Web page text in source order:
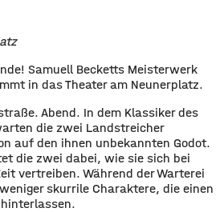
Samuell Becketts Meisterwerk
in das Theater am Neunerplatz.
Abend. In dem Klassiker des
die zwei Landstreicher
auf den ihnen unbekannten Godot.
die zwei dabei, wie sie sich bei
vertreiben. Während der Warterei
skurrile Charaktere, die einen